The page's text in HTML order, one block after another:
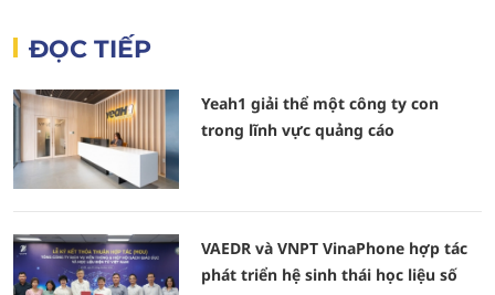
ĐỌC TIẾP
Yeah1 giải thể một công ty con
trong lĩnh vực quảng cáo
VAEDR và VNPT VinaPhone hợp tác
phát triển hệ sinh thái học liệu số